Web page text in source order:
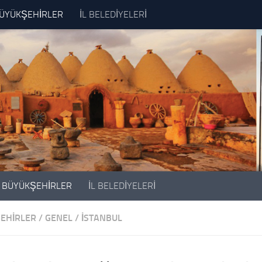
İL BELEDİYELERİ
BÜYÜKŞEHİRLER İL BELEDİYELERİ
/ GENEL / İSTANBUL